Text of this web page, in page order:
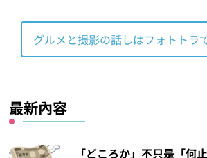
グルメと撮影の話しはフォトトラ
最新內容
「どころか」不只是「何